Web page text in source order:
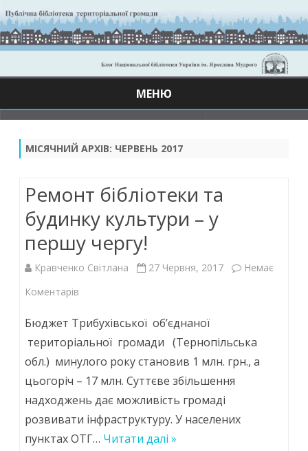
МЕНЮ
МІСЯЧНИЙ АРХІВ: ЧЕРВЕНЬ 2017
Ремонт бібліотеки та
будинку культури – у
першу чергу!
Кравченко Світлана 27 Червня, 2017
Немає
Коментарів
Ремонт
бібліотеки
та
будинку
культури
–
Бюджет Трибухівської об’єднаної
територіальної громади (Тернопільська
обл.) минулого року становив 1 млн. грн., а
цьогоріч – 17 млн. Суттєве збільшення
надходжень дає можливість громаді
розвивати інфраструктуру. У населених
пунктах ОТГ… Читати далі »